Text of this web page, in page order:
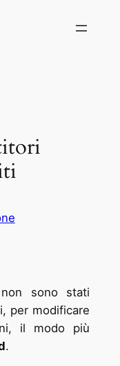
non sono stati
per modificare
il modo più
.